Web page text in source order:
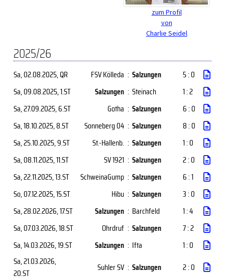
zum Profil
von
Charlie Seidel
2025/26
Sa, 02.08.2025, QR FSV Kölleda : Salzungen
5 : 0
Sa, 09.08.2025, 1.ST Salzungen : Steinach
1 : 2
Sa, 27.09.2025, 6.ST Gotha : Salzungen
6 : 0
Sa, 18.10.2025, 8.ST Sonneberg 04 : Salzungen
8 : 0
Sa, 25.10.2025, 9.ST St.-Hallenb. : Salzungen
1 : 0
Sa, 08.11.2025, 11.ST SV 1921 : Salzungen
2 : 0
Sa, 22.11.2025, 13.ST SchweinaGump : Salzungen
6 : 1
So, 07.12.2025, 15.ST Hibu : Salzungen
3 : 0
Sa, 28.02.2026, 17.ST Salzungen : Barchfeld
1 : 4
Sa, 07.03.2026, 18.ST Ohrdruf : Salzungen
7 : 2
Sa, 14.03.2026, 19.ST Salzungen : Ifta
1 : 0
Sa, 21.03.2026,
20.ST
Suhler SV : Salzungen
2 : 0